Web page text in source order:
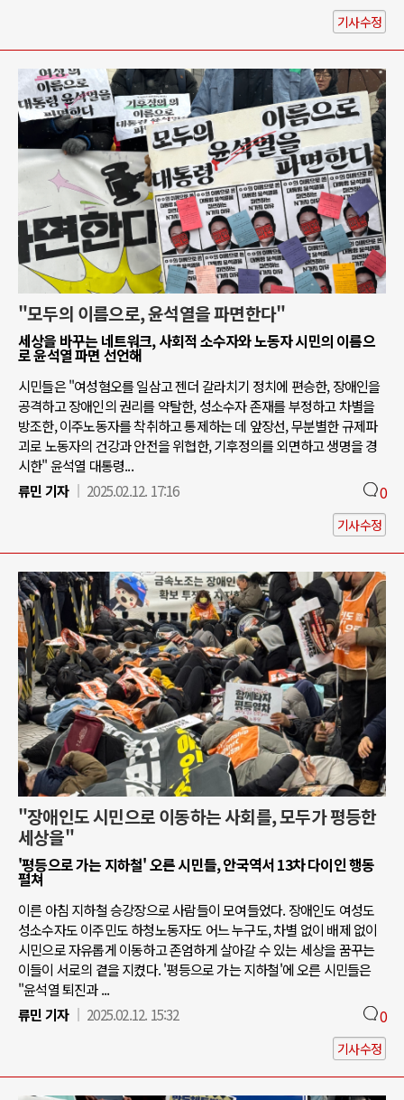
기사수정
"모두의 이름으로, 윤석열을 파면한다"
세상을 바꾸는 네트워크, 사회적 소수자와 노동자 시민의 이름으
로 윤석열 파면 선언해
시민들은 "여성혐오를 일삼고 젠더 갈라치기 정치에 편승한, 장애인을
공격하고 장애인의 권리를 약탈한, 성소수자 존재를 부정하고 차별을
방조한, 이주노동자를 착취하고 통제하는 데 앞장선, 무분별한 규제파
괴로 노동자의 건강과 안전을 위협한, 기후정의를 외면하고 생명을 경
시한" 윤석열 대통령...
류민 기자
2025.02.12. 17:16 0
기사수정
"장애인도 시민으로 이동하는 사회를, 모두가 평등한
세상을"
'평등으로 가는 지하철' 오른 시민들, 안국역서 13차 다이인 행동
펼쳐
이른 아침 지하철 승강장으로 사람들이 모여들었다. 장애인도 여성도
성소수자도 이주민도 하청노동자도 어느 누구도, 차별 없이 배제 없이
시민으로 자유롭게 이동하고 존엄하게 살아갈 수 있는 세상을 꿈꾸는
이들이 서로의 곁을 지켰다. '평등으로 가는 지하철'에 오른 시민들은
"윤석열 퇴진과 ...
류민 기자
2025.02.12. 15:32 0
기사수정